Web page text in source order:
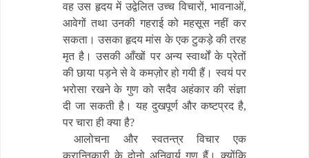
वह उस हृदय में उद्वेलित उच्च विचारों, भावनाओं,
आवेगों तथा उनकी गहराई को महसूस नहीं कर
सकता। उसका हृदय मांस के एक टुकड़े की तरह
मृत है। उसकी आँखों पर अन्य स्वार्थों के प्रेतों
की छाया पड़ने से वे कमज़ोर हो गयी हैं। स्वयं पर
भरोसा रखने के गुण को सदैव अहंकार की संज्ञा
दी जा सकती है। यह दुखपूर्ण और कष्टप्रद है,
पर चारा ही क्या है?
आलोचना और स्वतन्त्र विचार एक